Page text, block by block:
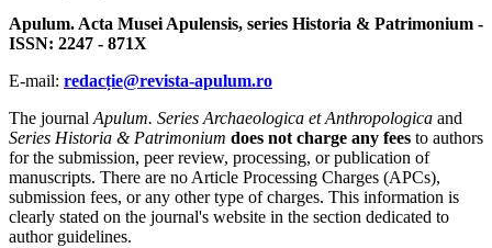
Apulum. Acta Musei Apulensis, series Historia & Patrimonium -
ISSN: 2247 - 871X
E-mail: redacție@revista-apulum.ro
The journalApulum. Series Archaeologica et Anthropologica and
Series Historia & Patrimonium does not charge any fees to authors
for the submission, peer review, processing, or publication of
manuscripts. There are no Article Processing Charges (APCs),
submission fees, or any other type of charges. This information is
clearly stated on the journal's website in the section dedicated to
author guidelines.